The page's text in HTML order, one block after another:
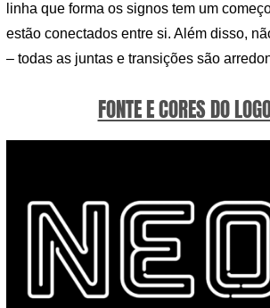
linha que forma os signos tem um
estão conectados entre si. Além disso,
– todas as juntas e transições são
FONTE E CORES DO